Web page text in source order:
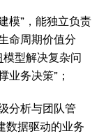
模”，能独立负责
命周期价值分
模型解决复杂问
业务决策”；
分析与团队管
数据驱动的业务